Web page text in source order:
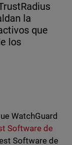
la
que
los
WatchGuard
Software de
Software de